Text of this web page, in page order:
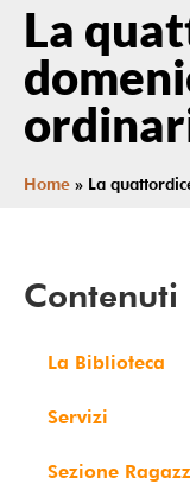
La
Home » La
Contenuti
La Biblioteca
Servizi
Sezione